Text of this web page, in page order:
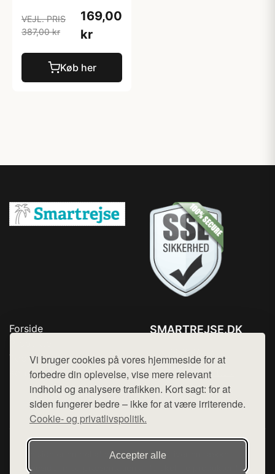
Vi bruger cookies på vores hjemmeside for at
forbedre din oplevelse, vise mere relevant
indhold og analysere trafikken. Kort sagt: for at
siden fungerer bedre – ikke for at være irriterende.
Cookie- og privatlivspolitik.
Accepter alle
VEJL. PRIS
387,00 kr
169,00
kr
Køb her
Forside
Top Rabatter
Kontakt
SMARTREJSE.DK
Mail: hej@want.dk
Cookie- og privatlivspolitik
Denne side er en del af want.dk, der udgiver en række
hjemmesider med præsentation af forskellige produkter fra